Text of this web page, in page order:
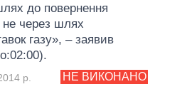
до повернення
через шлях
газу», – заявив
НЕ ВИКОНАНО
р.